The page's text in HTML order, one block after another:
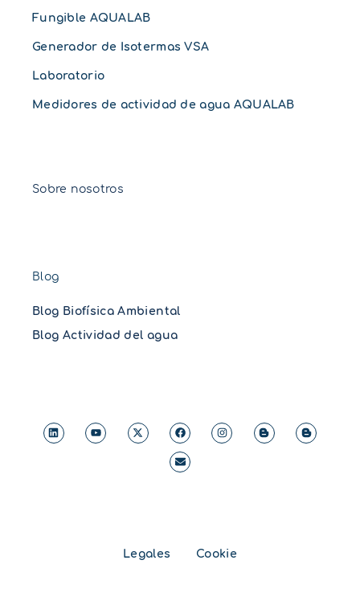
Fungible AQUALAB
Generador de Isotermas VSA
Laboratorio
Medidores de actividad de agua AQUALAB
Sobre nosotros
Blog
Blog Biofísica Ambiental
Blog Actividad del agua
Legales Cookie